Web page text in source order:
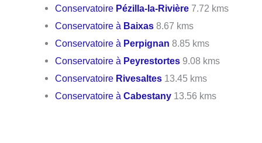
Conservatoire Pézilla-la-Rivière 7.72 kms
Conservatoire à Baixas 8.67 kms
Conservatoire à Perpignan 8.85 kms
Conservatoire à Peyrestortes 9.08 kms
Conservatoire Rivesaltes 13.45 kms
Conservatoire àCabestany 13.56 kms